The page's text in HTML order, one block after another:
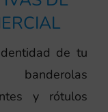
de tu
y rótulos